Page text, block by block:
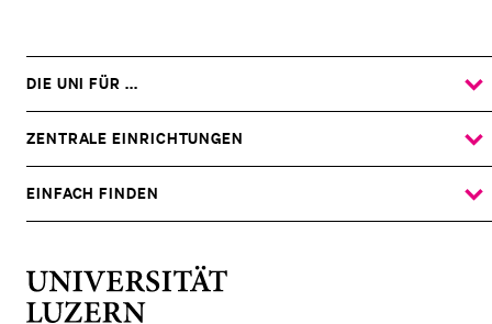
DIE UNI FÜR ...
ZEIGE
DAS
UNTERMENÜ
ZENTRALE EINRICHTUNGEN
ZEIGE
DAS
UNTERMENÜ
EINFACH FINDEN
ZEIGE
DAS